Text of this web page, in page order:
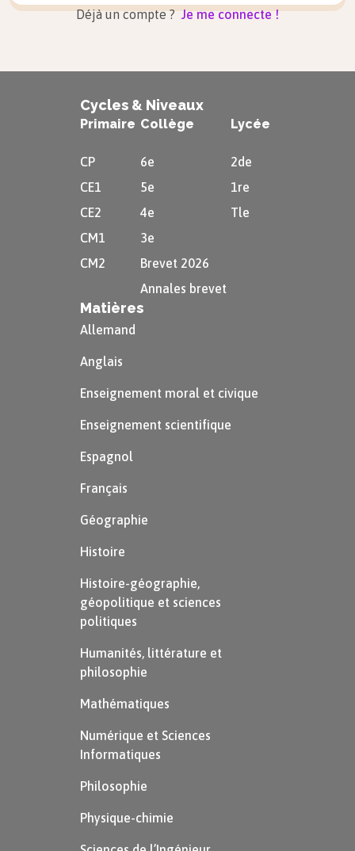
Déjà un compte ? Je me connecte !
Cycles & Niveaux
Primaire
CP
CE1
CE2
CM1
CM2
Collège
6e
5e
4e
3e
Brevet 2026
Annales brevet
Lycée
2de
1re
Tle
Matières
Allemand
Anglais
Enseignement moral et civique
Enseignement scientifique
Espagnol
Français
Géographie
Histoire
Histoire-géographie,
géopolitique et sciences
politiques
Humanités, littérature et
philosophie
Mathématiques
Numérique et Sciences
Informatiques
Philosophie
Physique-chimie